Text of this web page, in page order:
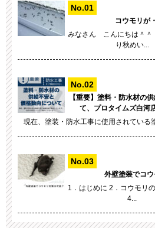
コウモリが
みなさん こんにちは＾
り秋めい...
【重要】塗料・防水材の
て、プロタイムズ白河
現在、塗装・防水工事に使用されている
外壁塗装でコ
1．はじめに 2．コウモリ
4...